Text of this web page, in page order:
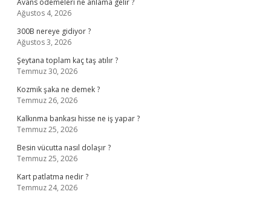
Avans ödemeleri ne anlama gelir ?
Ağustos 4, 2026
300B nereye gidiyor ?
Ağustos 3, 2026
Şeytana toplam kaç taş atılır ?
Temmuz 30, 2026
Kozmik şaka ne demek ?
Temmuz 26, 2026
Kalkınma bankası hisse ne iş yapar ?
Temmuz 25, 2026
Besin vücutta nasıl dolaşır ?
Temmuz 25, 2026
Kart patlatma nedir ?
Temmuz 24, 2026